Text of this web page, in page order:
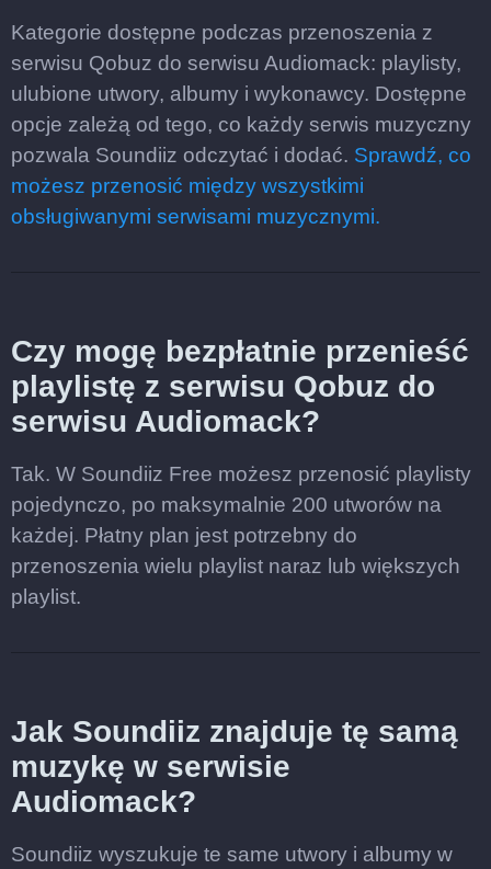
Kategorie dostępne podczas przenoszenia z
serwisu Qobuz do serwisu Audiomack: playlisty,
ulubione utwory, albumy i wykonawcy. Dostępne
opcje zależą od tego, co każdy serwis muzyczny
pozwala Soundiiz odczytać i dodać. Sprawdź, co
możesz przenosić między wszystkimi
obsługiwanymi serwisami muzycznymi.
Czy mogę bezpłatnie przenieść
playlistę z serwisu Qobuz do
serwisu Audiomack?
Tak. W Soundiiz Free możesz przenosić playlisty
pojedynczo, po maksymalnie 200 utworów na
każdej. Płatny plan jest potrzebny do
przenoszenia wielu playlist naraz lub większych
playlist.
Jak Soundiiz znajduje tę samą
muzykę w serwisie
Audiomack?
Soundiiz wyszukuje te same utwory i albumy w